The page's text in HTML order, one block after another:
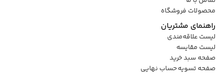
محصولات فروشگاه
راهنمای مشتریان
لیست علاقه‌مندی
لیست مقایسه
صفحه سبد خرید
صفحه تسویه حساب نهایی